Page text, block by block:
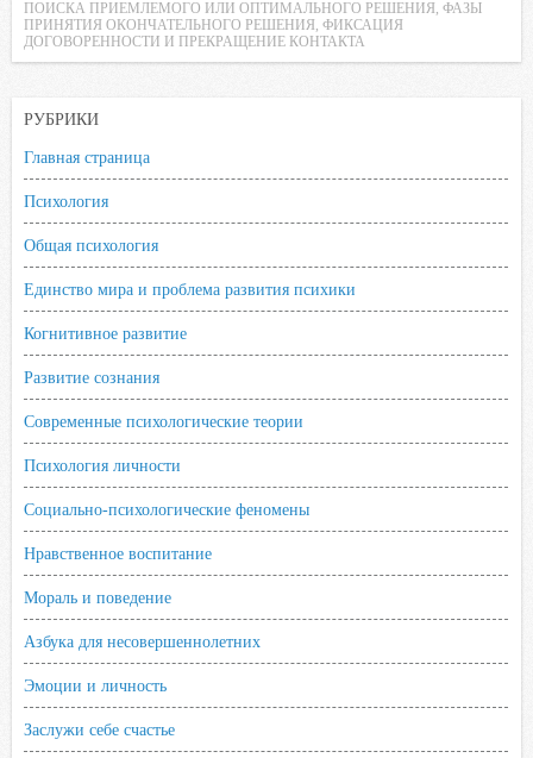
o
k
r
p
p
u
a
s
ПОИСКА ПРИЕМЛЕМОГО ИЛИ ОПТИМАЛЬНОГО РЕШЕНИЯ
ФАЗЫ
ПРИНЯТИЯ ОКОНЧАТЕЛЬНОГО РЕШЕНИЯ
ФИКСАЦИЯ
ДОГОВОРЕННОСТИ И ПРЕКРАЩЕНИЕ КОНТАКТА
РУБРИКИ
Главная страница
Психология
Общая психология
Единство мира и проблема развития психики
Когнитивное развитие
Развитие сознания
Современные психологические теории
Психология личности
Социально-психологические феномены
Нравственное воспитание
Мораль и поведение
Азбука для несовершеннолетних
Эмоции и личность
Заслужи себе счастье